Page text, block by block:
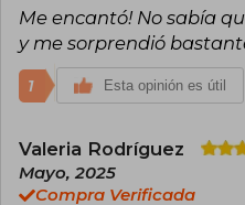
Me encantó! No sabía
y me sorprendió
1 Esta opinión es útil
Valeria Rodríguez
Mayo, 2025
Compra Verificada